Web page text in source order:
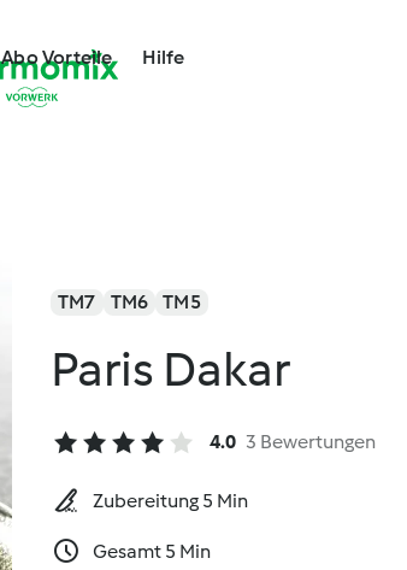
Abo Vorteile Hilfe
TM7 TM6 TM5
Paris Dakar
4.0 3 Bewertungen
Zubereitung 5 Min
Gesamt 5 Min